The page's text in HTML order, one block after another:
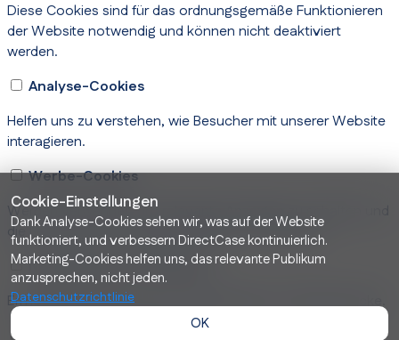
Cookie-Einstellungen
Dank Analyse-Cookies sehen wir, was auf der Website
funktioniert, und verbessern DirectCase kontinuierlich.
Marketing-Cookies helfen uns, das relevante Publikum
anzusprechen, nicht jeden.
Datenschutzrichtlinie
OK
Diese Cookies sind für das ordnungsgemäße Funktionieren
der Website notwendig und können nicht deaktiviert
werden.
Analyse-Cookies
Helfen uns zu verstehen, wie Besucher mit unserer Website
interagieren.
Werbe-Cookies
Werden verwendet, um relevante Anzeigen zu schalten und
die Leistung von Werbekampagnen zu verfolgen.
Nutzerdaten für Werbung
Ermöglicht die Nutzung von Nutzerdaten für Werbezwecke.